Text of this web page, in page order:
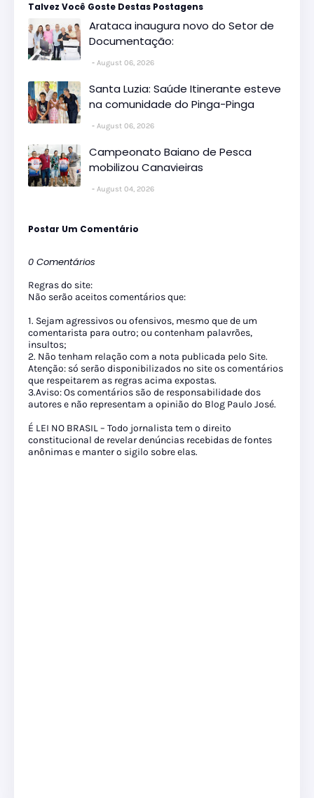
Talvez Você Goste Destas Postagens
Arataca inaugura novo do Setor de
Documentação:
August 06, 2026
Santa Luzia: Saúde Itinerante esteve
na comunidade do Pinga-Pinga
August 06, 2026
Campeonato Baiano de Pesca
mobilizou Canavieiras
August 04, 2026
Postar Um Comentário
0 Comentários
Regras do site:
Não serão aceitos comentários que:
1. Sejam agressivos ou ofensivos, mesmo que de um
comentarista para outro; ou contenham palavrões,
insultos;
2. Não tenham relação com a nota publicada pelo Site.
Atenção: só serão disponibilizados no site os comentários
que respeitarem as regras acima expostas.
3.Aviso: Os comentários são de responsabilidade dos
autores e não representam a opinião do Blog Paulo José.
É LEI NO BRASIL – Todo jornalista tem o direito
constitucional de revelar denúncias recebidas de fontes
anônimas e manter o sigilo sobre elas.